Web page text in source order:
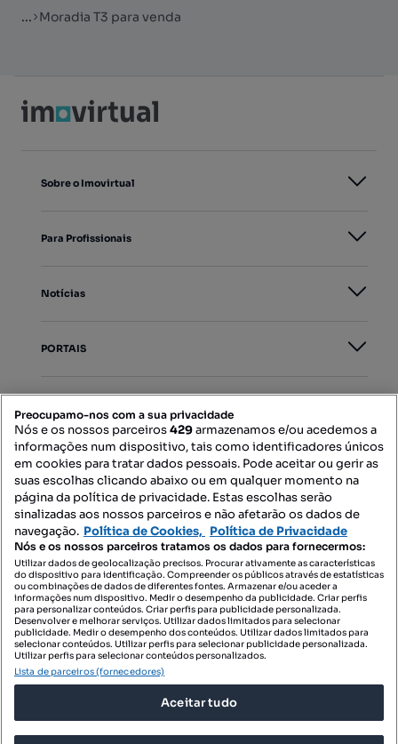
... Moradia T3 para venda
Sobre o Imovirtual
Para Profissionais
Notícias
PORTAIS
Contacte-nos
SIGA-NOS:
DESCARREGAR NA:
© 2026 Imovirtual.com, OLX Portugal, S.A.
Preocupamo-nos com a sua privacidade
Nós e os nossos parceiros429armazenamos e/ou acedemos a
informações num dispositivo, tais como identificadores únicos
em cookies para tratar dados pessoais. Pode aceitar ou gerir as
suas escolhas clicando abaixo ou em qualquer momento na
página da política de privacidade. Estas escolhas serão
sinalizadas aos nossos parceiros e não afetarão os dados de
navegação. Política de Cookies, Política de Privacidade
Nós e os nossos parceiros tratamos os dados para fornecermos:
Utilizar dados de geolocalização precisos. Procurar ativamente as características
do dispositivo para identificação. Compreender os públicos através de estatísticas
ou combinações de dados de diferentes fontes. Armazenar e/ou aceder a
informações num dispositivo. Medir o desempenho da publicidade. Criar perfis
para personalizar conteúdos. Criar perfis para publicidade personalizada.
Desenvolver e melhorar serviços. Utilizar dados limitados para selecionar
publicidade. Medir o desempenho dos conteúdos. Utilizar dados limitados para
selecionar conteúdos. Utilizar perfis para selecionar publicidade personalizada.
Utilizar perfis para selecionar conteúdos personalizados.
Lista de parceiros (fornecedores)
Aceitar tudo